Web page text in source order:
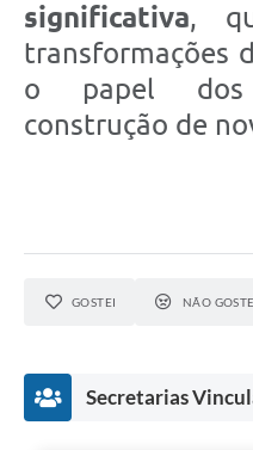
significativa,
transformações
o papel dos
construção de
GOSTEI NÃO
Secretarias